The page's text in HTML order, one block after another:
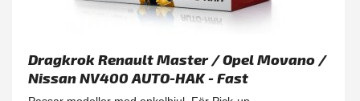
Dragkrok Renault Master / Opel Movano /
Nissan NV400 AUTO-HAK - Fast